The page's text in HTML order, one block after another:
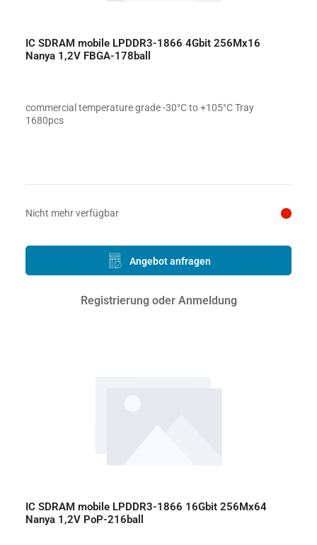
IC SDRAM mobile LPDDR3-1866 4Gbit 256Mx16
Nanya 1,2V FBGA-178ball
commercial temperature grade -30°C to +105°C Tray
1680pcs
Preis auf Anfrage
Nicht mehr verfügbar
Angebot anfragen
Registrierung oder Anmeldung
IC SDRAM mobile LPDDR3-1866 16Gbit 256Mx64
Nanya 1,2V PoP-216ball